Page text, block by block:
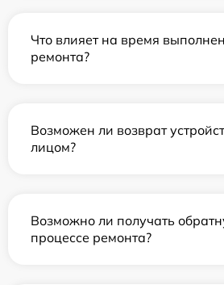
Что влияет на время
ремонта?
Возможен ли возврат
лицом?
Возможно ли получать
процессе ремонта?